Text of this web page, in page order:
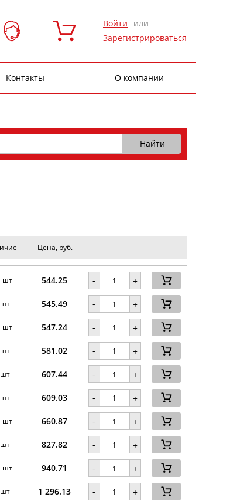
Войти
или
Зарегистрироваться
Контакты О компании
Цена, руб.
шт 544.25 - +
545.49 - +
шт 547.24 - +
581.02 - +
607.44 - +
609.03 - +
шт 660.87 - +
827.82 - +
шт 940.71 - +
1 296.13 - +